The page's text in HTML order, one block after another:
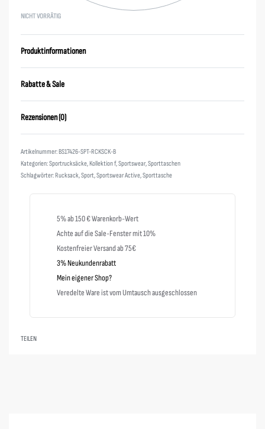
NICHT VORRÄTIG
Produktinformationen
Rabatte & Sale
Rezensionen (0)
BS17426-SPT-RCKSCK-B
Kategorien:Sportrucksäcke,Kollektion f,Sportswear,Sporttaschen
Schlagwörter:Rucksack,Sport,Sportswear Active,Sporttasche
5% ab 150 € Warenkorb-Wert
Achte auf die Sale-Fenster mit 10%
Kostenfreier Versand ab 75€
3% Neukundenrabatt
Mein eigener Shop?
Veredelte Ware ist vom Umtausch ausgeschlossen
TEILEN